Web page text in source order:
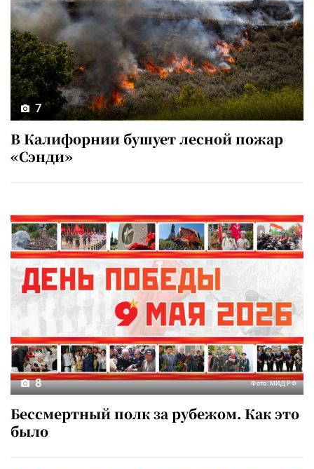
7
В Калифорнии бушует лесной пожар
«Сэнди»
8 Фото: МИД РФ
Бессмертный полк за рубежом. Как это
было